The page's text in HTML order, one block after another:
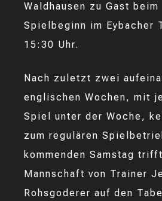
Waldhausen zu Gast
Spielbeginn im Eybacher
15:30 Uhr.
Nach zuletzt zwei
englischen Wochen, mit
Spiel unter der Woche,
zum regulären
kommenden Samstag
Mannschaft von Trainer
Rohsgoderer auf den